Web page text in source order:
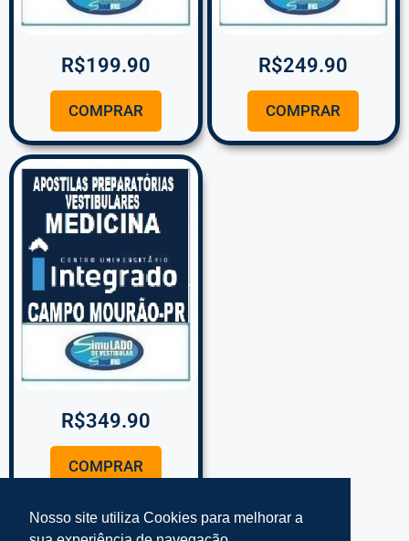
R$199.90
COMPRAR
R$249.90
COMPRAR
R$349.90
COMPRAR
Nosso site utiliza Cookies para melhorar a